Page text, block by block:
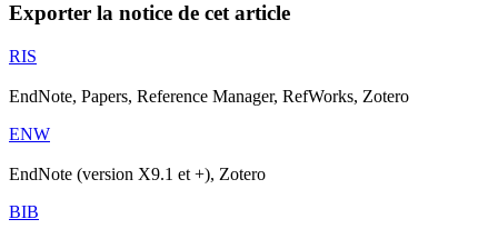
Exporter la notice de cet article
RIS
EndNote, Papers, Reference Manager, RefWorks, Zotero
ENW
EndNote (version X9.1 et +), Zotero
BIB